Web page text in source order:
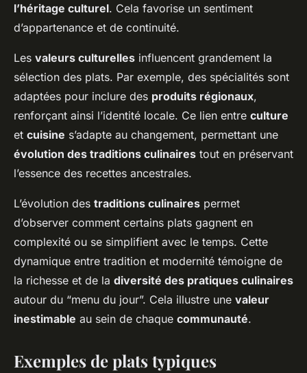
l’héritage culturel. Cela favorise un sentiment
d’appartenance et de continuité.
Les valeurs culturelles influencent grandement la
sélection des plats. Par exemple, des spécialités sont
adaptées pour inclure des produits régionaux,
renforçant ainsi l’identité locale. Ce lien entre culture
et cuisine s’adapte au changement, permettant une
évolution des traditions culinaires tout en préservant
l’essence des recettes ancestrales.
L’évolution des traditions culinaires permet
d’observer comment certains plats gagnent en
complexité ou se simplifient avec le temps. Cette
dynamique entre tradition et modernité témoigne de
la richesse et de la diversité des pratiques culinaires
autour du “menu du jour”. Cela illustre une valeur
inestimable au sein de chaque communauté.
Exemples de plats typiques